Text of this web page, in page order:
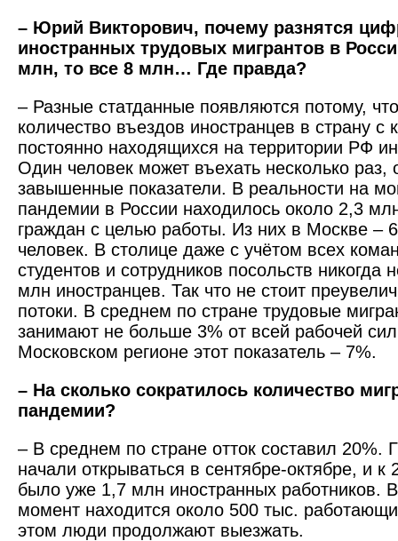
– Юрий Викторович, почему разнятся
иностранных трудовых мигрантов в
млн, то все 8 млн… Где правда?
– Разные статданные появляются потому,
количество въездов иностранцев в страну с
постоянно находящихся на территории РФ
Один человек может въехать несколько раз,
завышенные показатели. В реальности на
пандемии в России находилось около 2,3
граждан с целью работы. Из них в Москве –
человек. В столице даже с учётом всех
студентов и сотрудников посольств
млн иностранцев. Так что не стоит
потоки. В среднем по стране трудовые
занимают не больше 3% от всей рабочей
Московском регионе этот показатель – 7%.
– На сколько сократилось количество
пандемии?
– В среднем по стране отток составил 20%.
начали открываться в сентябре-октябре, и к
было уже 1,7 млн иностранных работников.
момент находится около 500 тыс.
этом люди продолжают выезжать.